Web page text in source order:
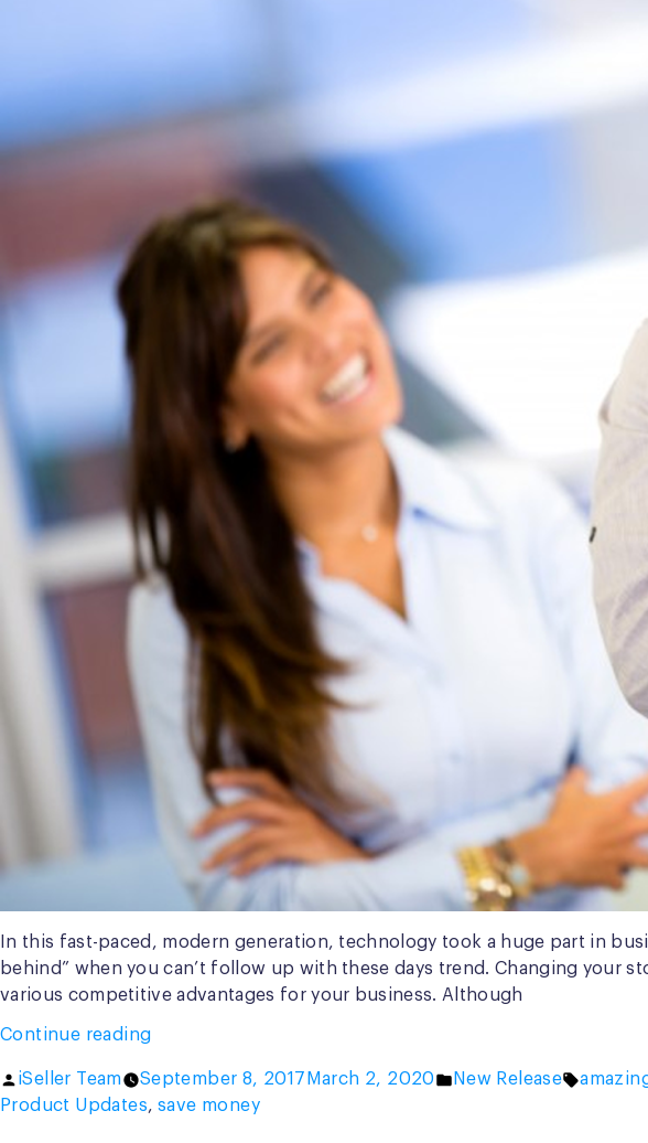
In this fast-paced, modern generation, technology took a huge part in
behind” when you can’t follow up with these days trend. Changing your
various competitive advantages for your business. Although
Continue reading“Boost
Sales
with
Posted
by
iSeller Team September 8, 2017 March 2, 2020
Posted
New Release Tags:
Product Updates, save money